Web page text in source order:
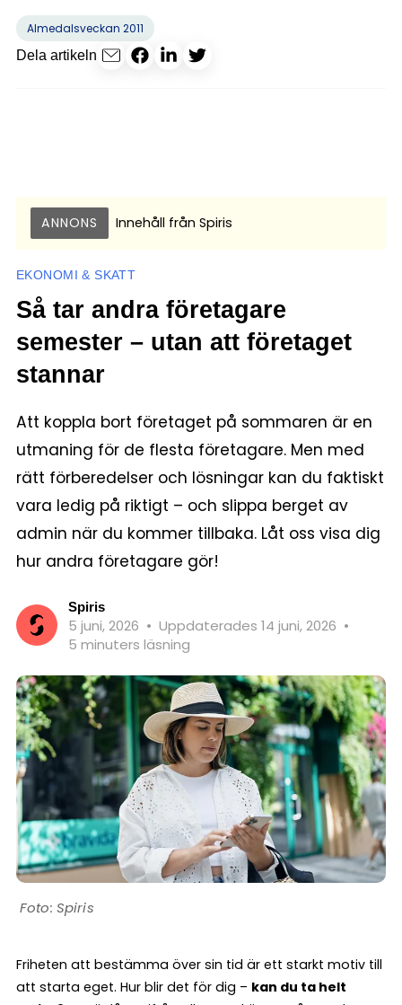
Almedalsveckan 2011
Dela artikeln
ANNONS Innehåll från Spiris
EKONOMI & SKATT
Så tar andra företagare
semester – utan att företaget
stannar
Att koppla bort företaget på sommaren är en
utmaning för de flesta företagare. Men med
rätt förberedelser och lösningar kan du faktiskt
vara ledig på riktigt – och slippa berget av
admin när du kommer tillbaka. Låt oss visa dig
hur andra företagare gör!
Spiris
5 juni, 2026 • Uppdaterades 14 juni, 2026 •
5 minuters läsning
Spiris
Friheten att bestämma över sin tid är ett starkt motiv till
att starta eget. Hur blir det för dig – kan du ta helt